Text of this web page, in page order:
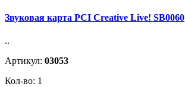
Звуковая карта PCI Creative Live! SB0060
..
Артикул: 03053
Кол-во: 1